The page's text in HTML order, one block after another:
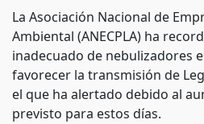
La Asociación Nacional de
Ambiental (ANECPLA) ha
inadecuado de nebulizadores
favorecer la transmisión de
el que ha alertado debido al
previsto para estos días.